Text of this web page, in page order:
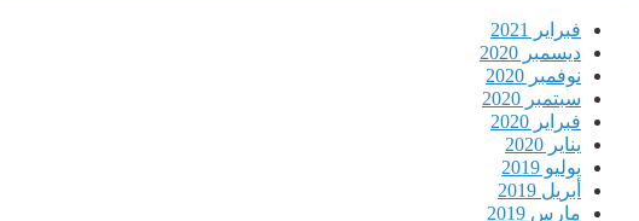
فبراير 2021
ديسمبر 2020
نوفمبر 2020
سبتمبر 2020
فبراير 2020
يناير 2020
يوليو 2019
أبريل 2019
مارس 2019